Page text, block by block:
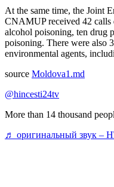
At the same time, the Joint
CNAMUP received 42 calls
alcohol poisoning, ten drug
poisoning. There were also
environmental agents,
source Moldova1.md
@hincesti24tv
More than 14 thousand
♬ оригинальный звук –